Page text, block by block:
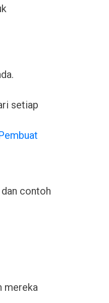
setiap
contoh
mereka